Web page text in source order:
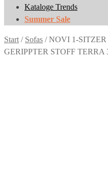
Kataloge Trends
Summer Sale
Start / Sofas /NOVI 1-
GERIPPTER STOFF TERRA